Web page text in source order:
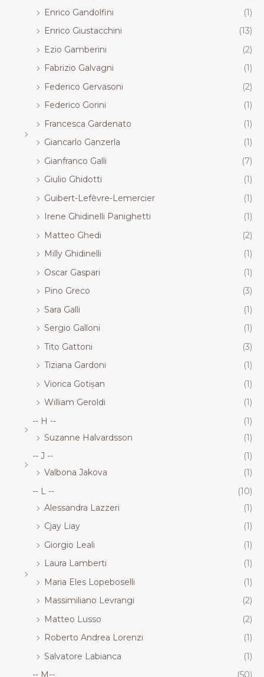
Enrico Gandolfini
(1)
Enrico Giustacchini
(13)
Ezio Gamberini
(2)
Fabrizio Galvagni
(1)
Federico Gervasoni
(2)
Federico Gorini
(1)
Francesca Gardenato
(1)
Giancarlo Ganzerla
(1)
Gianfranco Galli
(7)
Giulio Ghidotti
(1)
Guibert-Lefèvre-Lemercier
(1)
Irene Ghidinelli Panighetti
(1)
Matteo Ghedi
(2)
Milly Ghidinelli
(1)
Oscar Gaspari
(1)
Pino Greco
(3)
Sara Galli
(1)
Sergio Galloni
(1)
Tito Gattoni
(3)
Tiziana Gardoni
(1)
Viorica Gotișan
(1)
William Geroldi
(1)
-- H --
(1)
Suzanne Halvardsson
(1)
-- J --
(1)
Valbona Jakova
(1)
-- L --
(10)
Alessandra Lazzeri
(1)
Cjay Liay
(1)
Giorgio Leali
(1)
Laura Lamberti
(1)
Maria Eles Lopeboselli
(1)
Massimiliano Levrangi
(2)
Matteo Lusso
(2)
Roberto Andrea Lorenzi
(1)
Salvatore Labianca
(1)
-- M--
(50)